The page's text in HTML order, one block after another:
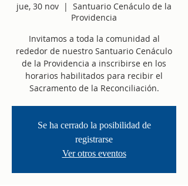
jue, 30 nov
  |
Santuario Cenáculo de la
Providencia
Invitamos a toda la comunidad al
rededor de nuestro Santuario Cenáculo
de la Providencia a inscribirse en los
horarios habilitados para recibir el
Sacramento de la Reconciliación.
Se ha cerrado la posibilidad de
registrarse
Ver otros eventos